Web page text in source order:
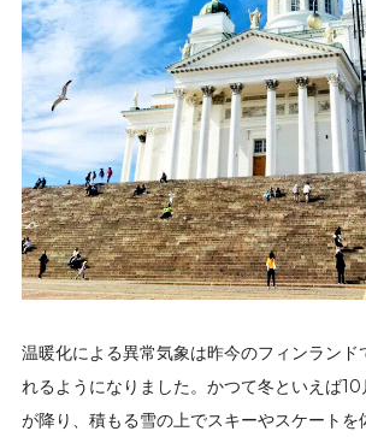
温暖化による異常気象は昨今のフィンランド
れるようになりました。かつて冬といえば
が降り、積もる雪の上でスキーやスケートを